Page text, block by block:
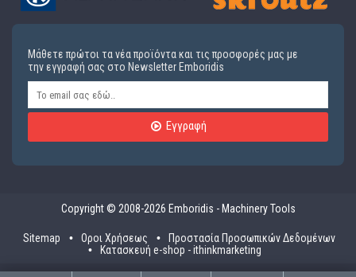
Μάθετε πρώτοι τα νέα προϊόντα και τις προσφορές μας με
την εγγραφή σας στο Newsletter Emboridis
Εγγραφή
Copyright © 2008-2026 Emboridis - Machinery Tools
Sitemap Οροι Χρήσεως
Προστασία Προσωπικών Δεδομένων
Κατασκευή e-shop - ithinkmarketing